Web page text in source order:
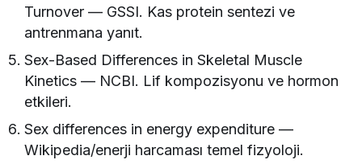
Turnover — GSSI. Kas protein sentezi ve
antrenmana yanıt.
Sex-Based Differences in Skeletal Muscle
Kinetics — NCBI. Lif kompozisyonu ve hormon
etkileri.
Sex differences in energy expenditure —
Wikipedia/enerji harcaması temel fizyoloji.